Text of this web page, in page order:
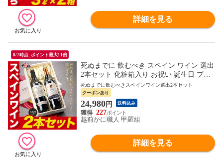
詳細を見る
8/7時点_ポイント最大11倍
死ぬまでに 飲むべき スペイン ワイン 選出
2本セット 化粧箱入り お祝い 誕生日 プレ
ゼント 贈り物 ワインセット wine 贈答 飲
み比べ セット 赤 赤ワイン フルボディ 御
中元 お中元 残暑見舞い 夏ギフト
死ぬまでに飲むべきスペインワイン選出2本セット
クーポンあり
24,980円 送料込み
227
越前かに職人 甲羅組
詳細を見る